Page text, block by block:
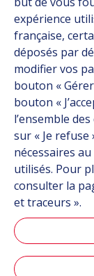
Ressources
À propos
Carrière
Contact
Suivez-
Linkedin
Instagram
expérience
française,
déposés par
modifier vos
bouton «
bouton «
l’ensemble
sur « Je refuse
nécessaires
utilisés. Pour
consulter la
et traceurs ».